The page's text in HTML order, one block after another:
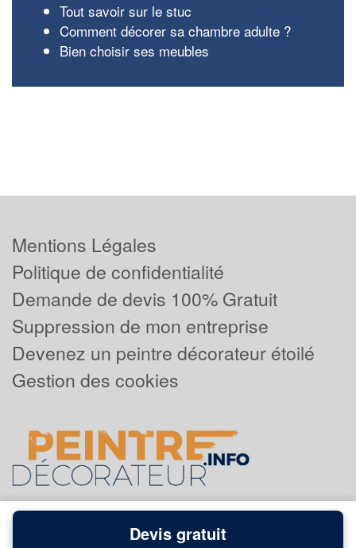
Tout savoir sur le stuc
Comment décorer sa chambre adulte ?
Bien choisir ses meubles
Mentions Légales
Politique de confidentialité
Demande de devis 100% Gratuit
Suppression de mon entreprise
Devenez un peintre décorateur étoilé
Gestion des cookies
Powered byPlus que pro
Devis gratuit